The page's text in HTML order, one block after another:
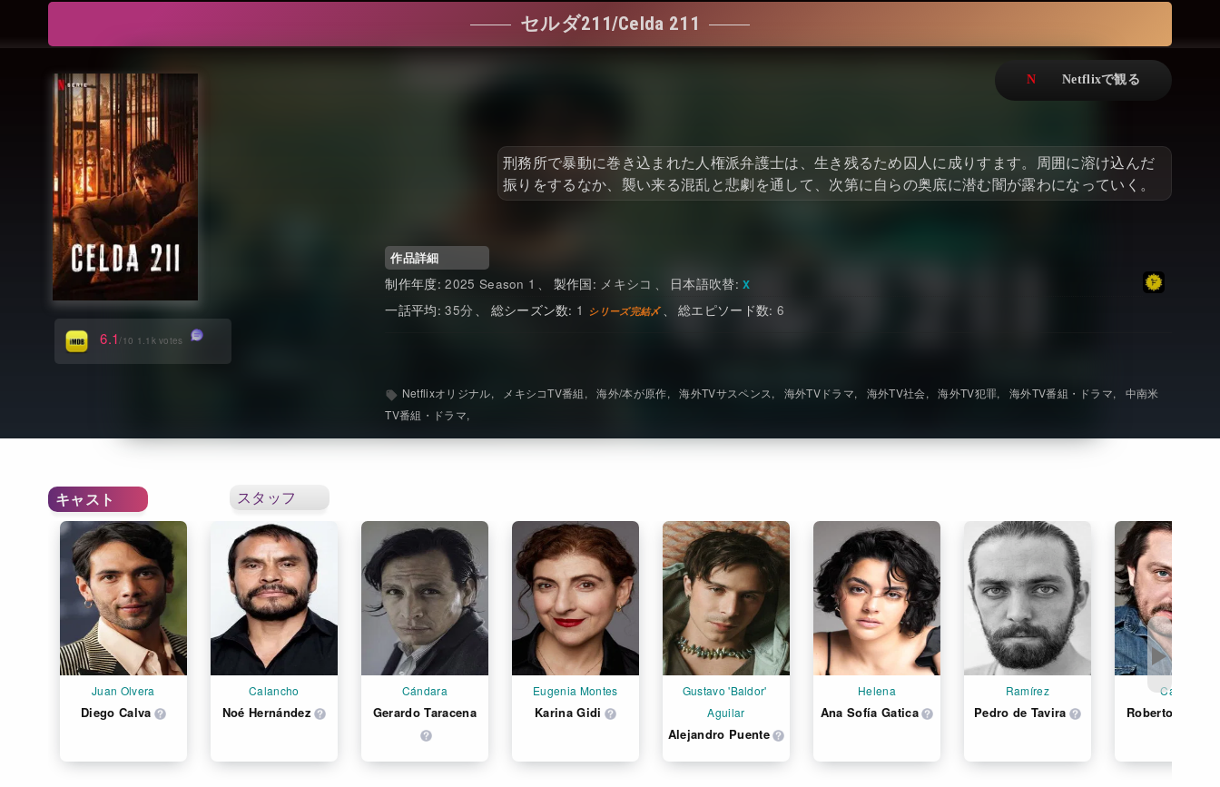
ドキュメンタリー
Netflixオリジナル作品
日本語吹替対応作品
その他の国のTV番組
Watchlistへ
Netflix Video
Netflix 吹替版作品
Netflix 高い評価の海外作品
Get Freaxフォーラム
Netflixコース別料金プラン
閉じる
セルダ211/Celda 211
刑務所で暴動に巻き込まれた人権派弁護士は、生き残るため囚人に成りすます。周囲に溶け込んだ
振りをするなか、襲い来る混乱と悲劇を通して、次第に自らの奥底に潜む闇が露わになっていく。
作品詳細
2025 Season 1
メキシコ
日本語吹替
35
1 6
6.1/10 1.1k votes
▶
スタッフ
キャスト
Juan Olvera
Diego Calva
Calancho
Noé Hernández
Cándara
Gerardo Taracena
Eugenia Montes
Karina Gidi
Gustavo 'Baldor'
Aguilar
Alejandro Puente
Helena
Ana Sofía Gatica
Ramírez
Pedro de Tavira
Carajo
Roberto Duarte
Netflixオリジナル メキシコTV番組 海外/本が原作 海外TVサスペンス 海外TVドラマ 海外TV社会 海外TV犯罪 海外TV番組・ドラマ
中南米
TV番組・ドラマ